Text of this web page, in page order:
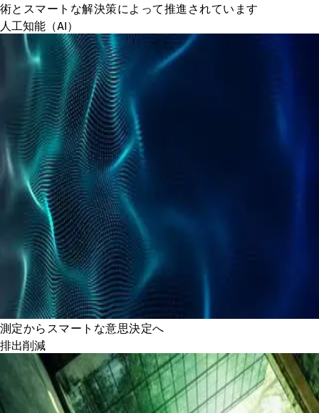
術とスマートな解決策によって推進されています
人工知能（AI）
測定からスマートな意思決定へ
排出削減